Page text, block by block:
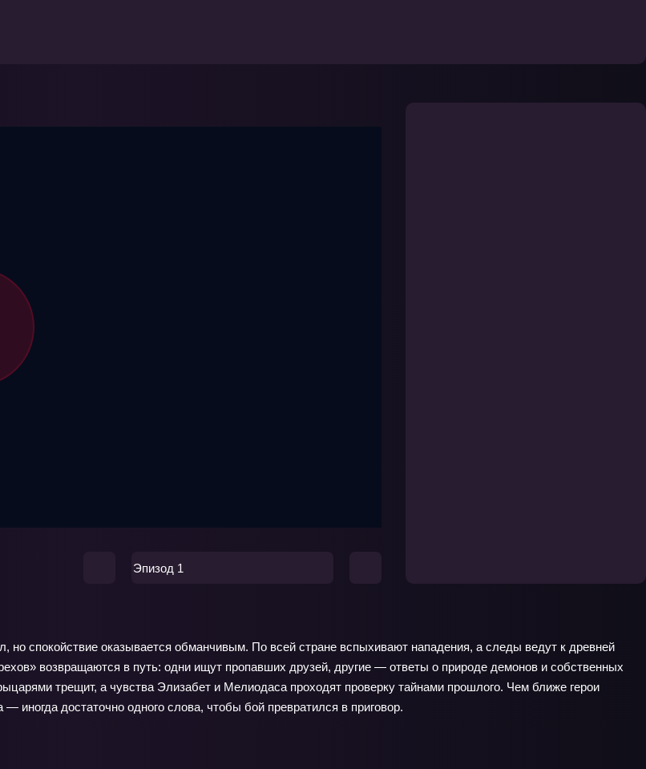
Эпизод 1
но спокойствие оказывается обманчивым. По всей стране вспыхивают нападения, а следы ведут к древней
возвращаются в путь: одни ищут пропавших друзей, другие — ответы о природе демонов и собственных
трещит, а чувства Элизабет и Мелиодаса проходят проверку тайнами прошлого. Чем ближе герои
иногда достаточно одного слова, чтобы бой превратился в приговор.